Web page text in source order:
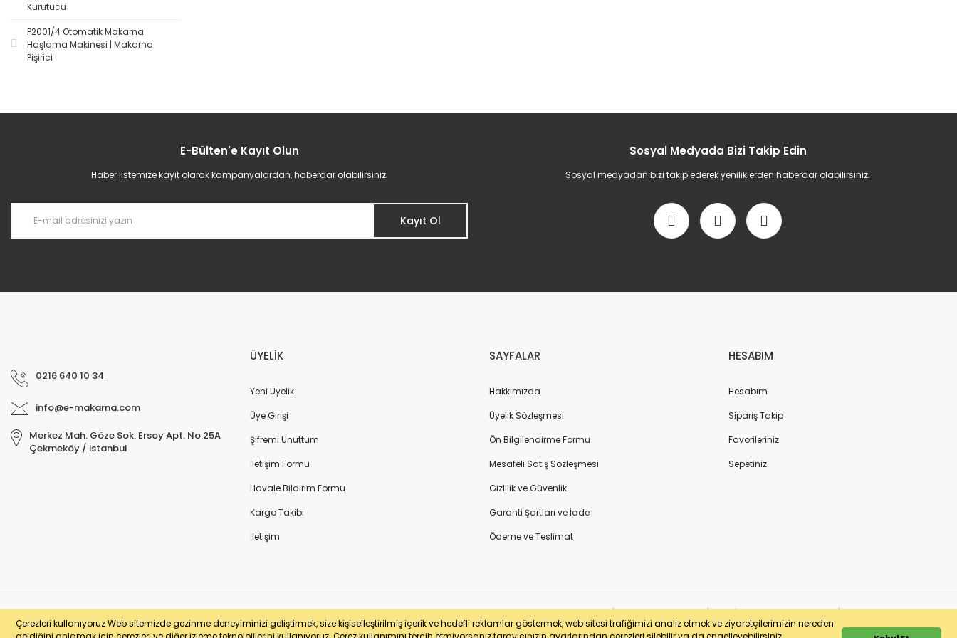
Çerezleri kullanıyoruz Web sitemizde gezinme deneyiminizi geliştirmek, size kişiselleştirilmiş içerik ve hedefli reklamlar göstermek, web sitesi trafiğimizi analiz etmek ve ziyaretçilerimizin nereden
Kurutucu
P2001/4 Otomatik Makarna
Haşlama Makinesi | Makarna
Pişirici
E-Bülten'e Kayıt Olun
Haber listemize kayıt olarak kampanyalardan, haberdar olabilirsiniz.
Kayıt Ol
Sosyal Medyada Bizi Takip Edin
Sosyal medyadan bizi takip ederek yeniliklerden haberdar olabilirsiniz.
0216 640 10 34
info@e-makarna.com
Merkez Mah. Göze Sok. Ersoy Apt. No:25A
Çekmeköy / İstanbul
ÜYELİK
Yeni Üyelik
Üye Girişi
Şifremi Unuttum
İletişim Formu
Havale Bildirim Formu
Kargo Takibi
İletişim
SAYFALAR
Hakkımızda
Üyelik Sözleşmesi
Ön Bilgilendirme Formu
Mesafeli Satış Sözleşmesi
Gizlilik ve Güvenlik
Garanti Şartları ve İade
Ödeme ve Teslimat
HESABIM
Hesabım
Sipariş Takip
Favorileriniz
Sepetiniz
© e-makarna.com Tüm Hakları Saklıdır. Kredi kartı bilgileriniz 256bit SSL sertifikası ile korunmaktadır. Pasfil Makine Sanayi ve Ticaret Ltd. Şti. | Vergi No: 7220436611 | MERSİS No: 072204366100013 | Ticaret Sicil No: 586968-0